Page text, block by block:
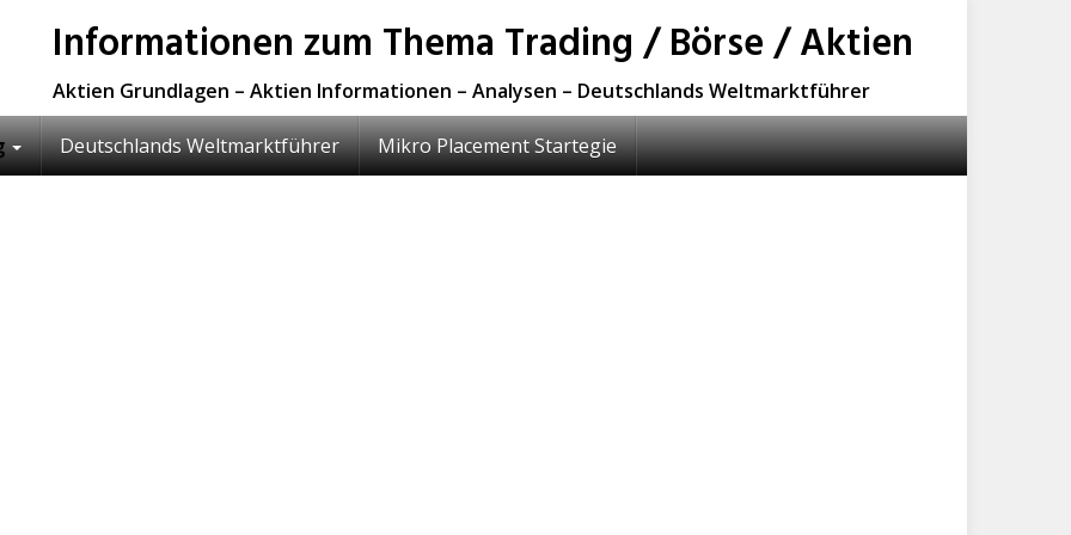
Informationen zum Thema Trading / Börse / Aktien
Aktien Grundlagen – Aktien Informationen – Analysen – Deutschlands Weltmarktführer
Deutschlands Weltmarktführer Mikro Placement Startegie